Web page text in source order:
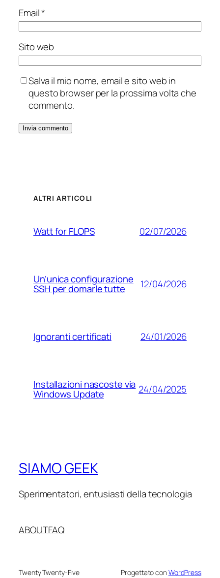
Email*
Sito web
Salva il mio nome, email e sito web in
questo browser per la prossima volta che
commento.
ALTRI ARTICOLI
Watt for FLOPS 02/07/2026
Un’unica configurazione
SSH per domarle tutte 12/04/2026
Ignoranti certificati 24/01/2026
Installazioni nascoste via
Windows Update 24/04/2025
SIAMO GEEK
Sperimentatori, entusiasti della tecnologia
ABOUTFAQ
Twenty Twenty-Five Progettato conWordPress